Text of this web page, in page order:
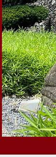
2026